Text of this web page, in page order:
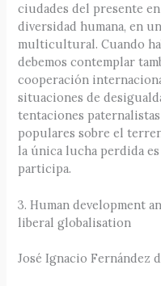
ciudades del presente
diversidad humana, en
multicultural. Cuando
debemos contemplar
cooperación
situaciones de
tentaciones
populares sobre el
la única lucha perdida
participa.
3. Human development
liberal globalisation
José Ignacio Fernández